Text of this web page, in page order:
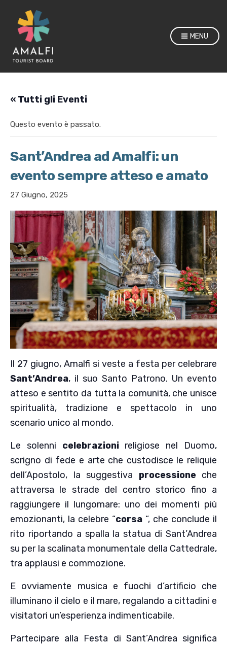
MENU
« Tutti gli Eventi
Questo evento è passato.
Sant’Andrea ad Amalfi: un
evento sempre atteso e amato
27 Giugno, 2025
Il 27 giugno, Amalfi si veste a festa per celebrare
Sant’Andrea, il suo Santo Patrono. Un evento
atteso e sentito da tutta la comunità, che unisce
spiritualità, tradizione e spettacolo in uno
scenario unico al mondo.
Le solenni celebrazionireligiose nel Duomo,
scrigno di fede e arte che custodisce le reliquie
dell’Apostolo, la suggestiva processioneche
attraversa le strade del centro storico fino a
raggiungere il lungomare: uno dei momenti più
emozionanti, la celebre “corsa “, che conclude il
rito riportando a spalla la statua di Sant’Andrea
su per la scalinata monumentale della Cattedrale,
tra applausi e commozione.
E ovviamente musica e fuochi d’artificio che
illuminano il cielo e il mare, regalando a cittadini e
visitatori un’esperienza indimenticabile.
Partecipare alla Festa di Sant’Andrea significa